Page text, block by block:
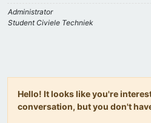
Administrator
Student Civiele Techniek
Hello! It looks like you're
conversation, but you don't